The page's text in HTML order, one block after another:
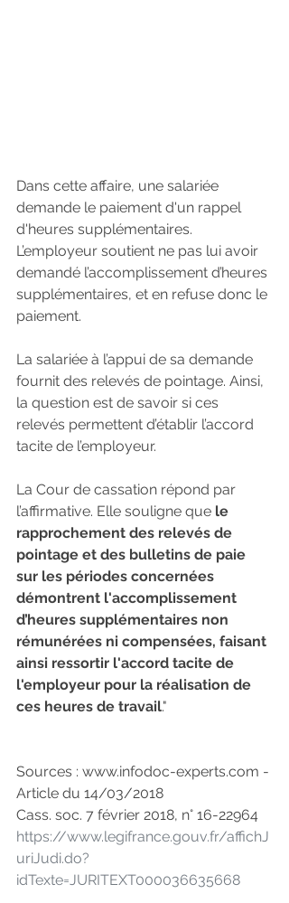
Dans cette affaire, une salariée
demande le paiement d'un rappel
d'heures supplémentaires.
L’employeur soutient ne pas lui avoir
demandé l’accomplissement d’heures
supplémentaires, et en refuse donc le
paiement.
La salariée à l’appui de sa demande
fournit des relevés de pointage. Ainsi,
la question est de savoir si ces
relevés permettent d’établir l’accord
tacite de l’employeur.
La Cour de cassation répond par
l’affirmative. Elle souligne que le
rapprochement des relevés de
pointage et des bulletins de paie
sur les périodes concernées
démontrent l'accomplissement
d’heures supplémentaires non
rémunérées ni compensées, faisant
ainsi ressortir l'accord tacite de
l'employeur pour la réalisation de
ces heures de travail."
Sources : www.infodoc-experts.com -
Article du 14/03/2018
Cass. soc. 7 février 2018, n° 16-22964
https://www.legifrance.gouv.fr/affichJ
uriJudi.do?
idTexte=JURITEXT000036635668